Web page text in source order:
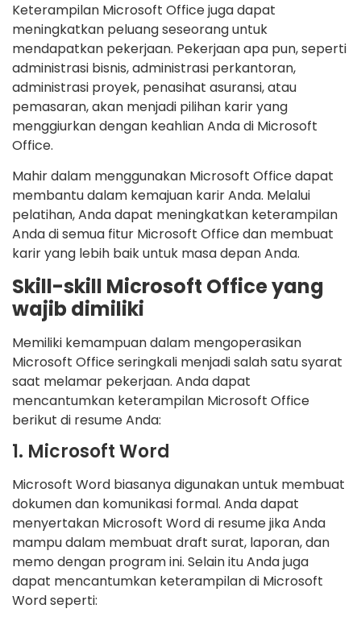
Keterampilan Microsoft Office juga dapat
meningkatkan peluang seseorang untuk
mendapatkan pekerjaan. Pekerjaan apa pun, seperti
administrasi bisnis, administrasi perkantoran,
administrasi proyek, penasihat asuransi, atau
pemasaran, akan menjadi pilihan karir yang
menggiurkan dengan keahlian Anda di Microsoft
Office.
Mahir dalam menggunakan Microsoft Office dapat
membantu dalam kemajuan karir Anda. Melalui
pelatihan, Anda dapat meningkatkan keterampilan
Anda di semua fitur Microsoft Office dan membuat
karir yang lebih baik untuk masa depan Anda.
Skill-skill Microsoft Office yang
wajib dimiliki
Memiliki kemampuan dalam mengoperasikan
Microsoft Office seringkali menjadi salah satu syarat
saat melamar pekerjaan. Anda dapat
mencantumkan keterampilan Microsoft Office
berikut di resume Anda:
1. Microsoft Word
Microsoft Word biasanya digunakan untuk membuat
dokumen dan komunikasi formal. Anda dapat
menyertakan Microsoft Word di resume jika Anda
mampu dalam membuat draft surat, laporan, dan
memo dengan program ini. Selain itu Anda juga
dapat mencantumkan keterampilan di Microsoft
Word seperti: